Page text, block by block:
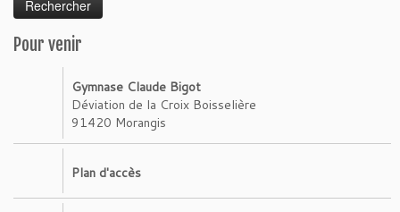
Pour venir
Gymnase Claude Bigot
Déviation de la Croix Boisselière
91420 Morangis
Plan d'accès